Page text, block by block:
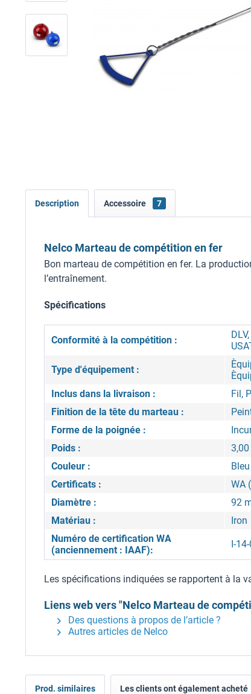
Description Accessoire 7
Nelco Marteau de compétition en fer
Bon marteau de compétition en fer. La
l’entraînement.
Spécifications
Conformité à la compétition :
Type d'équipement :
Inclus dans la livraison :
Fil,
Finition de la tête du marteau :
Forme de la poignée :
Poids :
3,00
Couleur :
Bleu
Certificats :
WA
Diamètre :
92
Matériau :
Iron
Numéro de certification WA
(anciennement : IAAF):
I-
Les spécifications indiquées se rapportent à la
Liens web vers "Nelco Marteau de
Des questions à propos de l’article ?
Autres articles de Nelco
Prod. similaires Les clients ont également acheté